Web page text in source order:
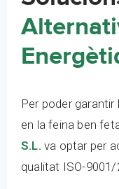
Per poder
en la feina ben
S.L. va optar per
qualitat ISO-9001/